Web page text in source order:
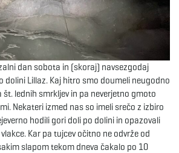
dan sobota in (skoraj) navsezgodaj
Lillaz. Kaj hitro smo doumeli neugodno
lednih smrkljev in pa neverjetno gmoto
Nekateri izmed nas so imeli srečo z izbiro
hodili gori doli po dolini in opazovali
Kar pa tujcev očitno ne odvrže od
slapom tekom dneva čakalo po 10